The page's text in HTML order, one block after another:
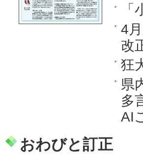
4
改
狂
県
多
AI
おわびと訂正